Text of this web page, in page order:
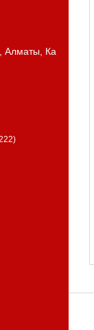
Алматы, Ка